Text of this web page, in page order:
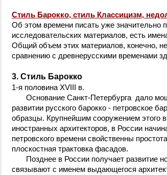
Стиль Барокко, стиль Классицизм,
Об этом времени писать уже значительно
исследовательских материалов, есть
Общий объем этих материалов, конечно,
сравнению с древнерусскими временами
3. Стиль Барокко
1-я половина XVIII в.
Основание Санкт-Петербурга дало
развитии русского барокко - петровское
образцы. Крупнейшим сооружением этого
иностранных архитекторов, в России
петровского времени свойственны
плоскостная трактовка фасадов.
Позднее в России получает развитие
связывают с именем выдающегося